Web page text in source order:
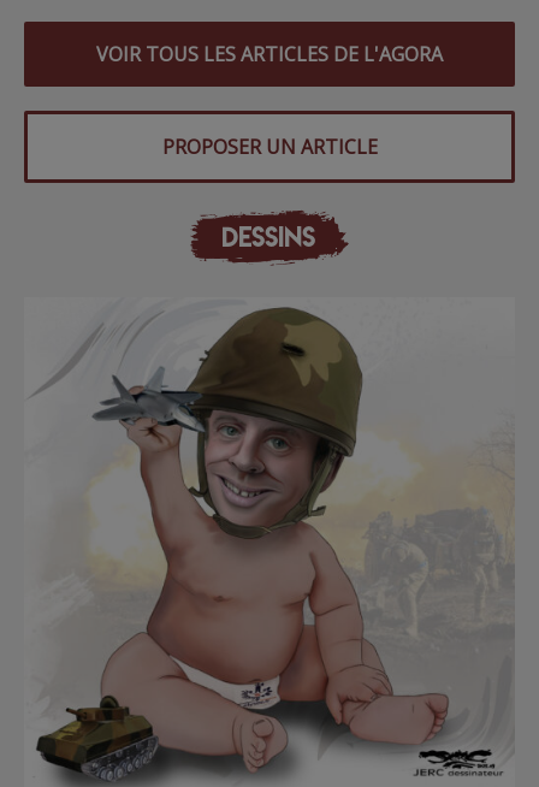
VOIR TOUS LES ARTICLES DE L'AGORA
PROPOSER UN ARTICLE
DESSINS